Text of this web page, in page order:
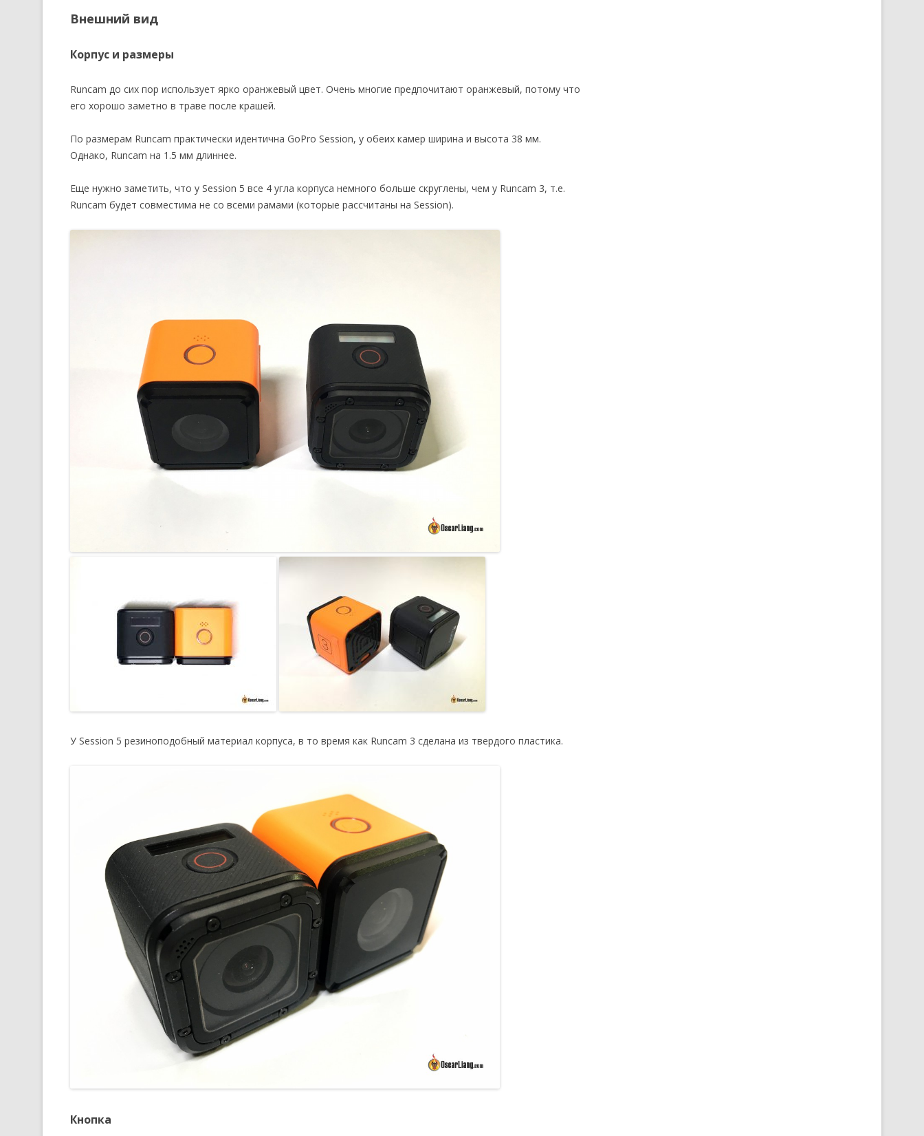
Внешний вид
Корпус и размеры
Runcam до сих пор использует ярко оранжевый цвет. Очень многие предпочитают оранжевый, потому что
его хорошо заметно в траве после крашей.
По размерам Runcam практически идентична GoPro Session, у обеих камер ширина и высота 38 мм.
Однако, Runcam на 1.5 мм длиннее.
Еще нужно заметить, что у Session 5 все 4 угла корпуса немного больше скруглены, чем у Runcam 3, т.е.
Runcam будет совместима не со всеми рамами (которые рассчитаны на Session).
У Session 5 резиноподобный материал корпуса, в то время как Runcam 3 сделана из твердого пластика.
Кнопка